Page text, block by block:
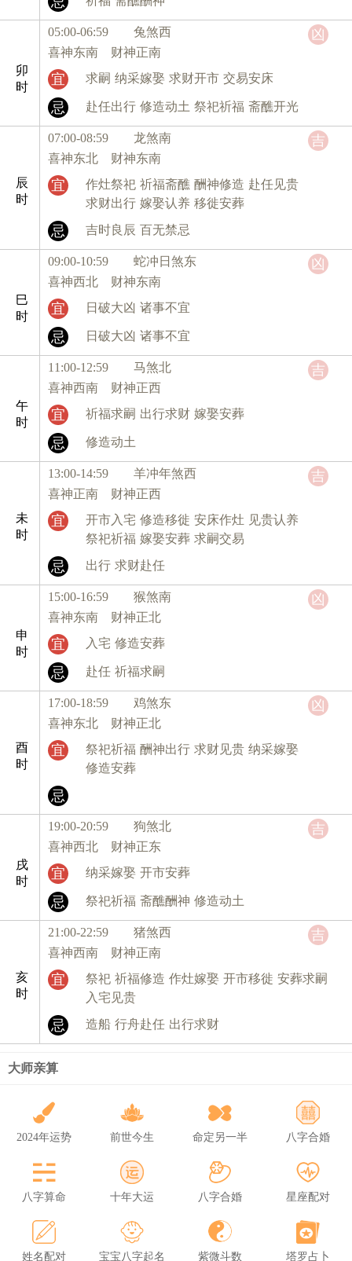
卯
时
05:00-06:59 兔煞西
喜神东南 财神正南
宜 求嗣 纳采嫁娶 求财开市 交易安床
忌 赴任出行 修造动土 祭祀祈福 斋醮开光
凶
辰
时
07:00-08:59 龙煞南
喜神东北 财神东南
宜 作灶祭祀 祈福斋醮 酬神修造 赴任见贵
求财出行 嫁娶认养 移徙安葬
忌 吉时良辰 百无禁忌
吉
巳
时
09:00-10:59 蛇冲日煞东
喜神西北 财神东南
宜 日破大凶 诸事不宜
忌 日破大凶 诸事不宜
凶
午
时
11:00-12:59 马煞北
喜神西南 财神正西
宜 祈福求嗣 出行求财 嫁娶安葬
忌 修造动土
吉
未
时
13:00-14:59 羊冲年煞西
喜神正南 财神正西
宜 开市入宅 修造移徙 安床作灶 见贵认养
祭祀祈福 嫁娶安葬 求嗣交易
忌 出行 求财赴任
吉
申
时
15:00-16:59 猴煞南
喜神东南 财神正北
宜 入宅 修造安葬
忌 赴任 祈福求嗣
凶
酉
时
17:00-18:59 鸡煞东
喜神东北 财神正北
宜 祭祀祈福 酬神出行 求财见贵 纳采嫁娶
修造安葬
忌
凶
戌
时
19:00-20:59 狗煞北
喜神西北 财神正东
宜 纳采嫁娶 开市安葬
忌 祭祀祈福 斋醮酬神 修造动土
吉
亥
时
21:00-22:59 猪煞西
喜神西南 财神正南
宜 祭祀 祈福修造 作灶嫁娶 开市移徙 安葬求嗣
入宅见贵
忌 造船 行舟赴任 出行求财
吉
大师亲算
2024年运势 前世今生 命定另一半 八字合婚
八字算命 十年大运 八字合婚 星座配对
姓名配对 宝宝八字起名 紫微斗数 塔罗占卜